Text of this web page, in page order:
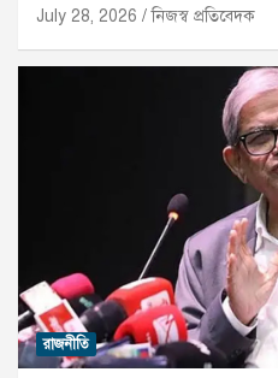
July 28, 2026 নিজস্ব প্রতিবেদক
রাজনীতি